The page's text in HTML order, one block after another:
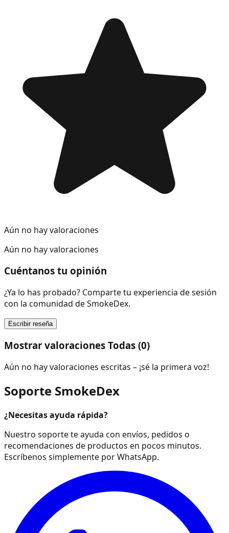
Aún no hay valoraciones
Aún no hay valoraciones
Cuéntanos tu opinión
¿Ya lo has probado? Comparte tu experiencia de sesión
con la comunidad de SmokeDex.
Escribir reseña
Mostrar valoraciones Todas (0)
Aún no hay valoraciones escritas – ¡sé la primera voz!
Soporte SmokeDex
¿Necesitas ayuda rápida?
Nuestro soporte te ayuda con envíos, pedidos o
recomendaciones de productos en pocos minutos.
Escríbenos simplemente por WhatsApp.